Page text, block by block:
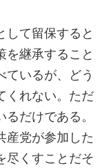
て留保すると
を継承すること
ているが、どう
くれない。ただ
るだけである。
党が参加した
尽くすことだそ